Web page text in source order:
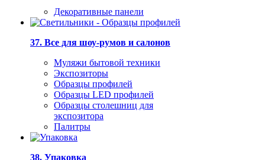
Декоративные панели
37. Все для шоу-румов и салонов
Муляжи бытовой техники
Экспозиторы
Образцы профилей
Образцы LED профилей
Образцы столешниц для
экспозитора
Палитры
38. Упаковка